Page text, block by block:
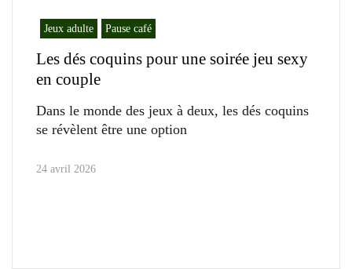
Jeux adulte Pause café
Les dés coquins pour une soirée jeu sexy
en couple
Dans le monde des jeux à deux, les dés coquins
se révèlent être une option
24 avril 2026